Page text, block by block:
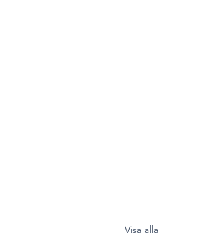
Visa alla